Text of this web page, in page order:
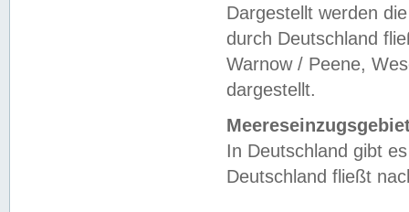
Dargestellt werden
durch Deutschland
Warnow / Peene,
dargestellt.
In Deutschland gibt
Deutschland fließt